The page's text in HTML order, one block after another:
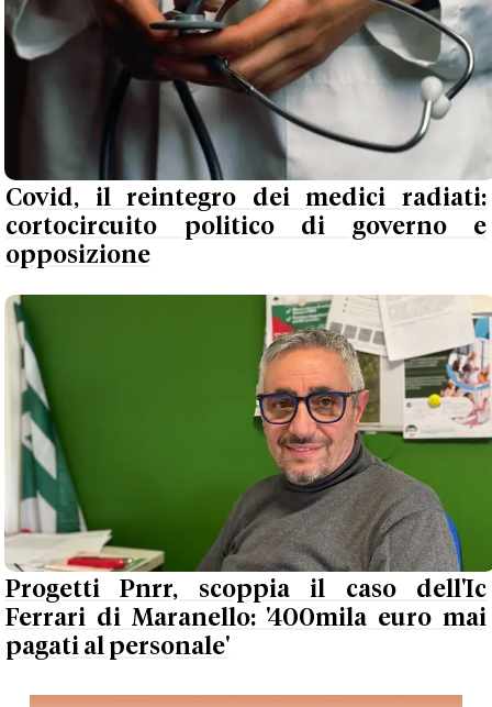
Covid, il reintegro dei medici radiati:
cortocircuito politico di governo e
opposizione
Progetti Pnrr, scoppia il caso dell'Ic
Ferrari di Maranello: '400mila euro mai
pagati al personale'